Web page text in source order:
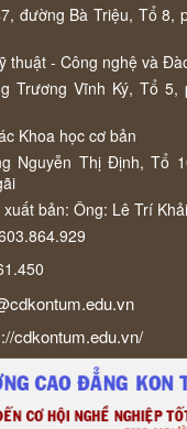
đường Bà Triệu, Tổ 8,
thuật - Công nghệ và
Trương Vĩnh Ký, Tổ 5,
Khoa học cơ bản
Nguyễn Thị Định, Tổ
bản: Ông: Lê Trí
cdkontum.edu.vn/